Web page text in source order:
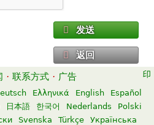
发送
返回
· 联系方式 · 广告
Ελληνικά English
Español
日本語 한국어 Nederlands
Polski
Svenska Türkçe Українська